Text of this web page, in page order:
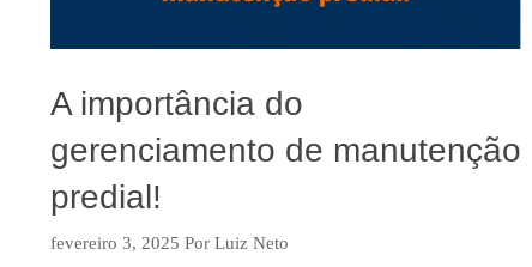
A importância do
gerenciamento de manutenção
predial!
fevereiro 3, 2025 Por Luiz Neto